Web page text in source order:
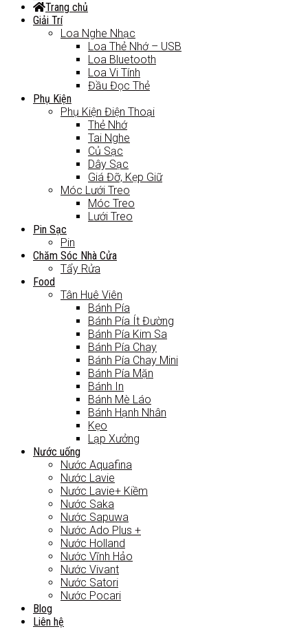
Trang chủ
Giải Trí
Loa Nghe Nhạc
Loa Thẻ Nhớ – USB
Loa Bluetooth
Loa Vi Tính
Đầu Đọc Thẻ
Phụ Kiện
Phụ Kiện Điện Thoại
Thẻ Nhớ
Tai Nghe
Củ Sạc
Dây Sạc
Giá Đỡ, Kẹp Giữ
Móc Lưới Treo
Móc Treo
Lưới Treo
Pin Sạc
Pin
Chăm Sóc Nhà Cửa
Tẩy Rửa
Food
Tân Huê Viên
Bánh Pía
Bánh Pía Ít Đường
Bánh Pía Kim Sa
Bánh Pía Chay
Bánh Pía Chay Mini
Bánh Pía Mặn
Bánh In
Bánh Mè Láo
Bánh Hạnh Nhân
Kẹo
Lạp Xưởng
Nước uống
Nước Aquafina
Nước Lavie
Nước Lavie+ Kiềm
Nước Saka
Nước Sapuwa
Nước Ado Plus +
Nước Holland
Nước Vĩnh Hảo
Nước Vivant
Nước Satori
Nước Pocari
Blog
Liên hệ